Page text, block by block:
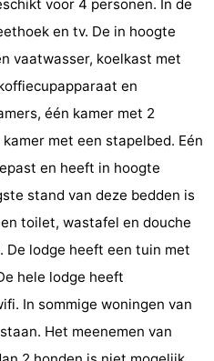
voor 4 personen. In de
en tv. De in hoogte
vaatwasser, koelkast met
en
één kamer met 2
met een stapelbed. Eén
en heeft in hoogte
stand van deze bedden is
toilet, wastafel en douche
De lodge heeft een tuin met
hele lodge heeft
In sommige woningen van
Het meenemen van